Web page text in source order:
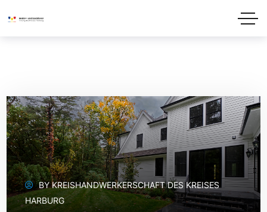
BYKREISHANDWERKERSCHAFT DES KREISES
HARBURG